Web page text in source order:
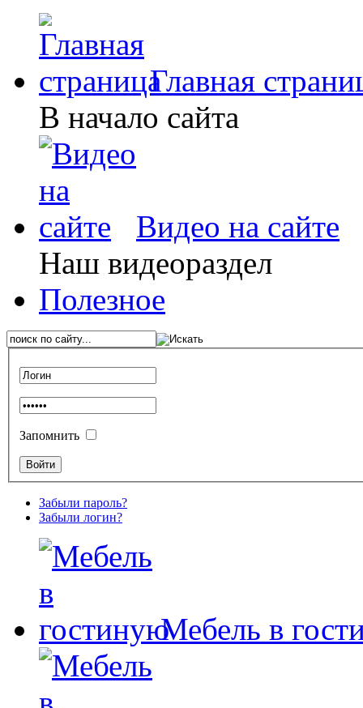
Главная
В начало сайта
Видео на сайте
Наш видеораздел
Полезное
Запомнить
Забыли пароль?
Забыли логин?
Мебель в